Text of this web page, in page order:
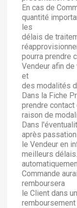
En cas de
quantité
les
délais de
pourra prendre
Vendeur afin
et
des modalités
Dans la Fiche
prendre contact
raison de
Dans
après
le Vendeur en
meilleurs
Commande
remboursera
le Client dans